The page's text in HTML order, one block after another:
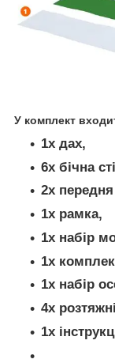
У комплект
1x дах,
6x бічна
2x передня
1x рамка,
1x набір
1x
1x набір
4x
1x